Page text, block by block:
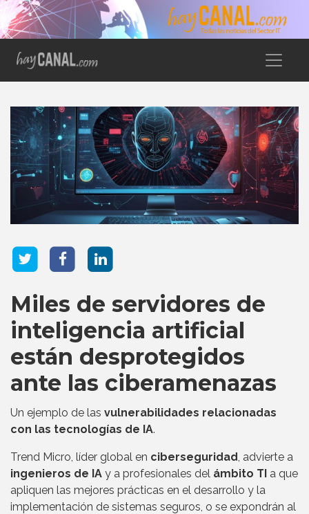
Miles de servidores de
inteligencia artificial
están desprotegidos
ante las ciberamenazas
Un ejemplo de las vulnerabilidades relacionadas
con las tecnologías de IA.
Trend Micro, líder global en ciberseguridad, advierte a
ingenieros de IA y a profesionales del ámbito TI a que
apliquen las mejores prácticas en el desarrollo y la
implementación de sistemas seguros, o se expondrán al